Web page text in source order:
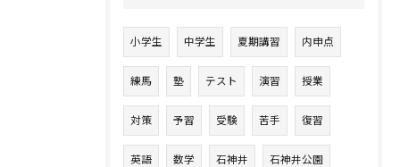
小学生 中学生 夏期講習 内申点
練馬 塾 テスト 演習 授業
対策 予習 受験 苦手 復習
英語 数学 石神井 石神井公園